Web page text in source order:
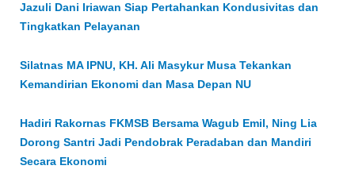
Jazuli Dani Iriawan Siap Pertahankan Kondusivitas dan
Tingkatkan Pelayanan
Silatnas MA IPNU, KH. Ali Masykur Musa Tekankan
Kemandirian Ekonomi dan Masa Depan NU
Hadiri Rakornas FKMSB Bersama Wagub Emil, Ning Lia
Dorong Santri Jadi Pendobrak Peradaban dan Mandiri
Secara Ekonomi